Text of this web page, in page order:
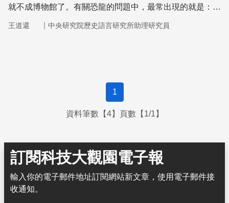
就不成博物館了。有關恐龍的問題中，最常出現的就是：這
王道還 ｜ 中央研究院歷史語言研究所助理研究員
1
資料筆數【4】頁數【1/1】
訂閱科技大觀園電子報
輸入你的電子郵件地址訂閱網站新文章，使用電子郵件接
收通知。